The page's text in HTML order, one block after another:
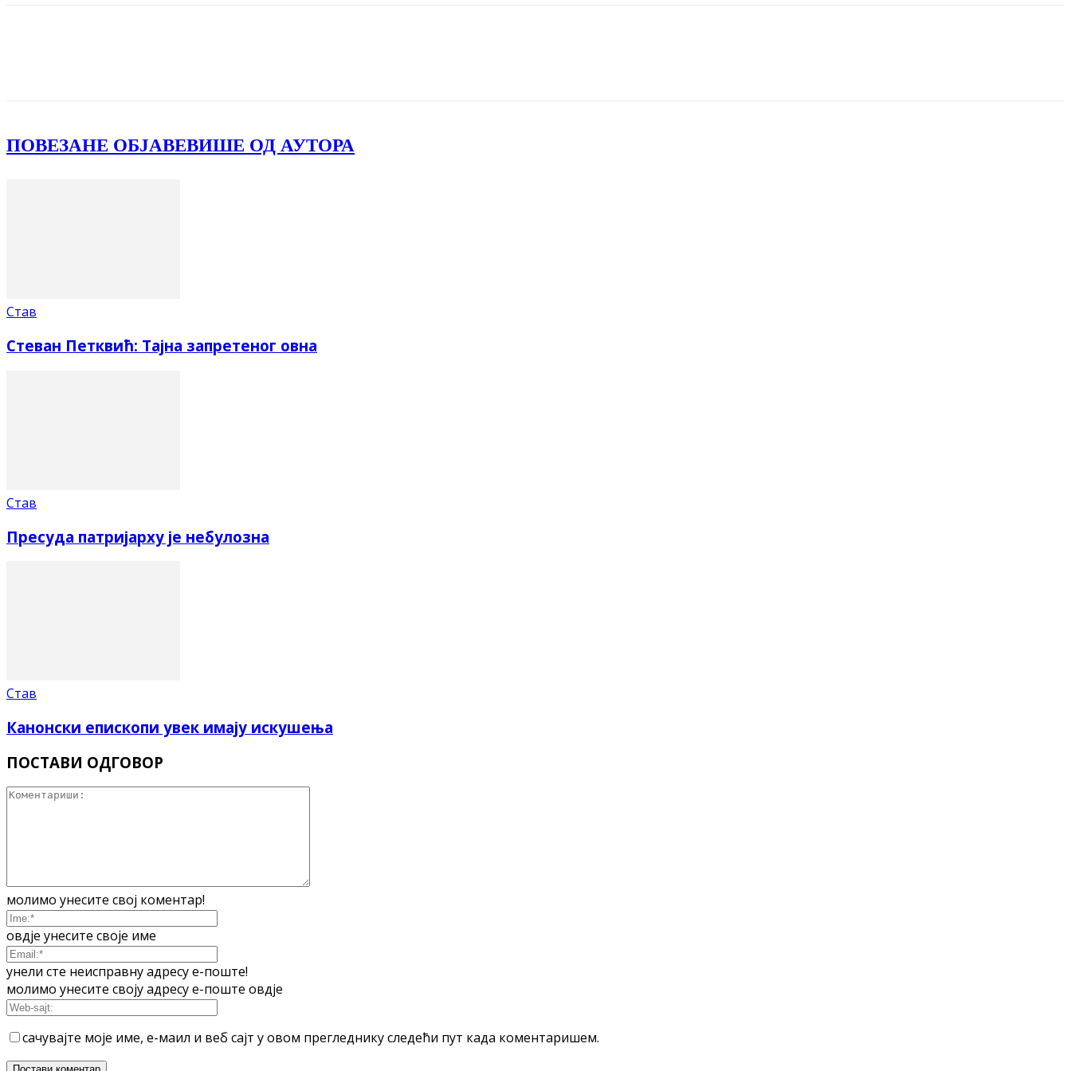
ПОВЕЗАНЕ ОБЈАВЕВИШЕ ОД АУТОРА
Став
Стеван Петквић: Тајна запретеног овна
Став
Пресуда патријарху је небулозна
Став
Канонски епископи увек имају искушења
ПОСТАВИ ОДГОВОР
молимо унесите свој коментар!
овдје унесите своје име
унели сте неисправну адресу е-поште!
молимо унесите своју адресу е-поште овдје
сачувајте моје име, е-маил и веб сајт у овом прегледнику следећи пут када коментаришем.